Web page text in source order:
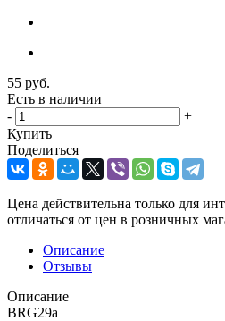
55 руб.
Есть в наличии
-
+
Купить
Поделиться
Цена действительна только для
отличаться от цен в розничных
Описание
Отзывы
Описание
BRG29a